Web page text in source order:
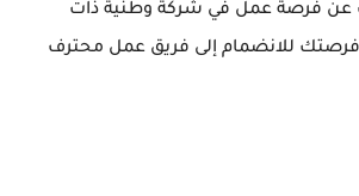
عن فرصة عمل في شركة وطنية ذات
للانضمام إلى فريق عمل محترف